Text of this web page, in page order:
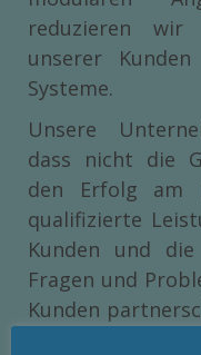
reduzieren wir
unserer
Systeme.
Unsere
dass nicht die
den Erfolg am
qualifizierte
Kunden und
Fragen und
Kunden